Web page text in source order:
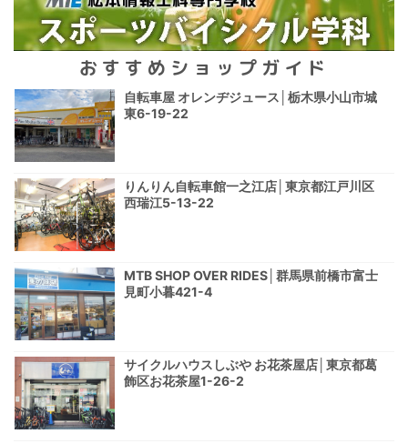
おすすめショップガイド
自転車屋 オレンヂジュース│栃木県小山市城
東6-19-22
りんりん自転車館一之江店│東京都江戸川区
西瑞江5-13-22
MTB SHOP OVER RIDES│群馬県前橋市富士
見町小暮421-4
サイクルハウスしぶや お花茶屋店│東京都葛
飾区お花茶屋1-26-2